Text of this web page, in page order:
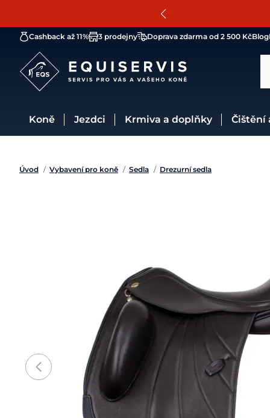
Cashback až 11% 3 prodejny Doprava zdarma od 2 500 KčBlog
Koně Jezdci Krmiva a doplňky
Úvod / Vybavení pro koně / Sedla / Drezurní sedla